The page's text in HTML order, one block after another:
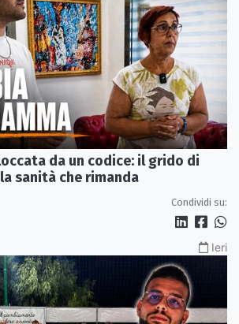
da un codice: il grido di
sanità che rimanda
Condividi su:
Ieri